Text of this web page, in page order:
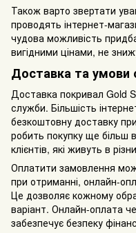
Також варто звертати
проводять інтернет-
чудова можливість
вигідними цінами, не
Доставка та умови
Доставка покривал Gold
служби. Більшість
безкоштовну доставку
робить покупку ще більш
клієнтів, які живуть в
Оплатити замовлення
при отриманні, онлайн-
Це дозволяє кожному
варіант. Онлайн-оплата
забезпечує безпеку